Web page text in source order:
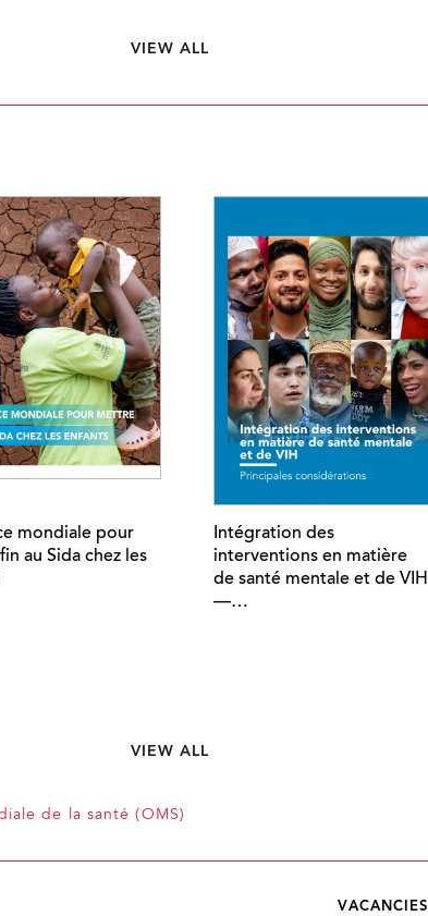
VIEW ALL
mondiale pour
au Sida chez les
Intégration des
interventions en matière
de santé mentale et de VIH
—…
VIEW ALL
de la santé (OMS)
VACANCIES